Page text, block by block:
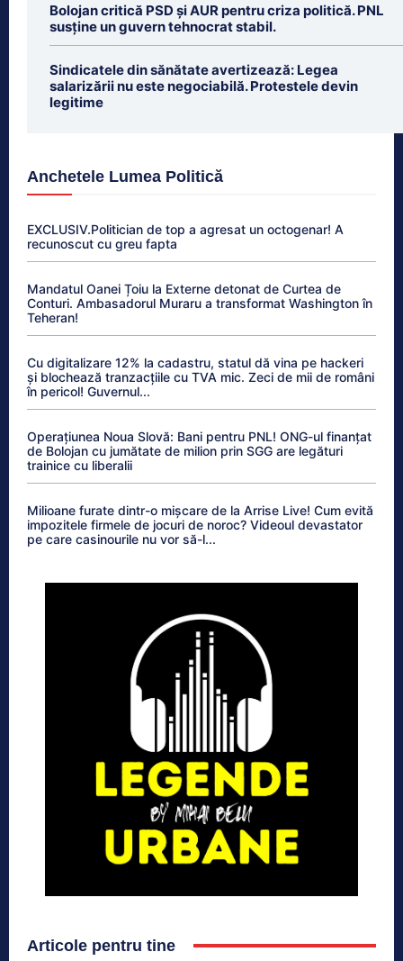
Bolojan critică PSD și AUR pentru criza politică. PNL
susține un guvern tehnocrat stabil.
Sindicatele din sănătate avertizează: Legea
salarizării nu este negociabilă. Protestele devin
legitime
Anchetele Lumea Politică
EXCLUSIV.Politician de top a agresat un octogenar! A
recunoscut cu greu fapta
Mandatul Oanei Țoiu la Externe detonat de Curtea de
Conturi. Ambasadorul Muraru a transformat Washington în
Teheran!
Cu digitalizare 12% la cadastru, statul dă vina pe hackeri
și blochează tranzacțiile cu TVA mic. Zeci de mii de români
în pericol! Guvernul...
Operațiunea Noua Slovă: Bani pentru PNL! ONG-ul finanțat
de Bolojan cu jumătate de milion prin SGG are legături
trainice cu liberalii
Milioane furate dintr-o mișcare de la Arrise Live! Cum evită
impozitele firmele de jocuri de noroc? Videoul devastator
pe care casinourile nu vor să-l...
Articole pentru tine